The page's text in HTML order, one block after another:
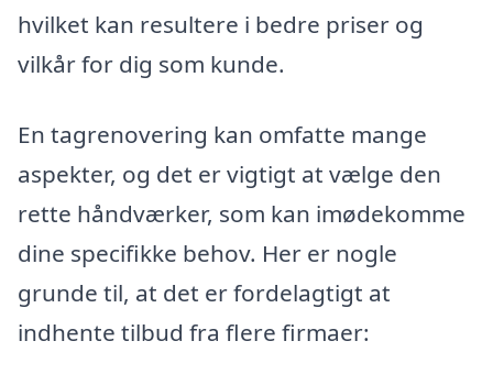
hvilket kan resultere i bedre priser og
vilkår for dig som kunde.
En tagrenovering kan omfatte mange
aspekter, og det er vigtigt at vælge den
rette håndværker, som kan imødekomme
dine specifikke behov. Her er nogle
grunde til, at det er fordelagtigt at
indhente tilbud fra flere firmaer: